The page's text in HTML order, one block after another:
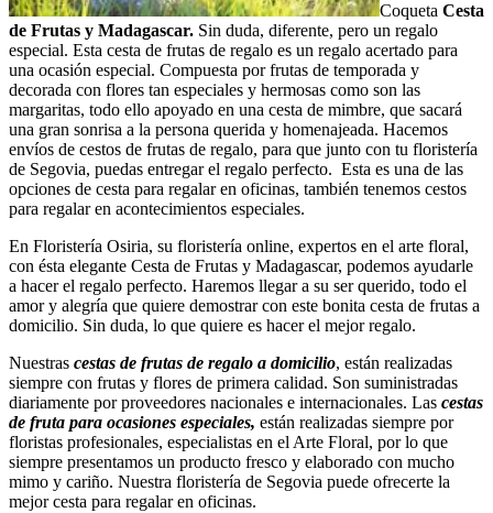
Coqueta Cesta
de Frutas y Madagascar. Sin duda, diferente, pero un regalo
especial. Esta cesta de frutas de regalo es un regalo acertado para
una ocasión especial. Compuesta por frutas de temporada y
decorada con flores tan especiales y hermosas como son las
margaritas, todo ello apoyado en una cesta de mimbre, que sacará
una gran sonrisa a la persona querida y homenajeada. Hacemos
envíos de cestos de frutas de regalo, para que junto con tu floristería
de Segovia, puedas entregar el regalo perfecto. Esta es una de las
opciones de cesta para regalar en oficinas, también tenemos cestos
para regalar en acontecimientos especiales.
En Floristería Osiria, su floristería online, expertos en el arte floral,
con ésta elegante Cesta de Frutas y Madagascar, podemos ayudarle
a hacer el regalo perfecto. Haremos llegar a su ser querido, todo el
amor y alegría que quiere demostrar con este bonita cesta de frutas a
domicilio. Sin duda, lo que quiere es hacer el mejor regalo.
Nuestras cestas de frutas de regalo a domicilio, están realizadas
siempre con frutas y flores de primera calidad. Son suministradas
diariamente por proveedores nacionales e internacionales. Las cestas
de fruta para ocasiones especiales, están realizadas siempre por
floristas profesionales, especialistas en el Arte Floral, por lo que
siempre presentamos un producto fresco y elaborado con mucho
mimo y cariño. Nuestra floristería de Segovia puede ofrecerte la
mejor cesta para regalar en oficinas.